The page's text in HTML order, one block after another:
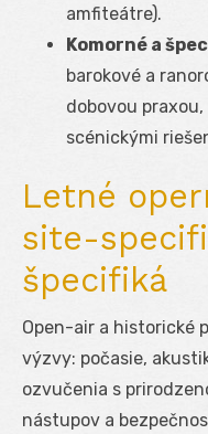
amfiteátre).
Komorné a
barokové a
dobovou
scénickými
Letné
site-
špecifiká
Open-air a historické
výzvy: počasie,
ozvučenia s
nástupov a